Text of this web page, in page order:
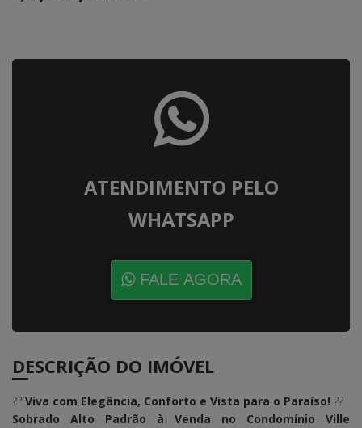
ATENDIMENTO PELO
WHATSAPP
FALE AGORA
DESCRIÇÃO DO IMÓVEL
?? Viva com Elegância, Conforto e Vista para o Paraíso! ??
Sobrado Alto Padrão à Venda no Condomínio Ville